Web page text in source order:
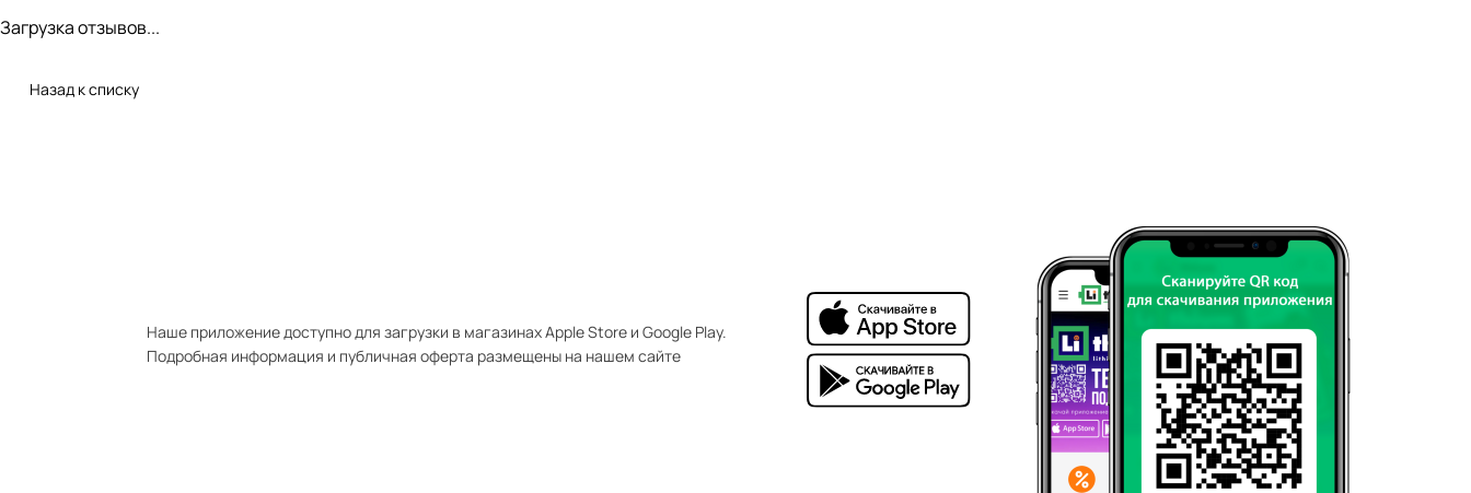
Загрузка отзывов...
Назад к списку
Наше приложение доступно для загрузки в магазинах Apple Store и Google Play.
Подробная информация и публичная оферта размещены на нашем сайте